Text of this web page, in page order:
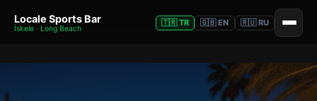
Locale Sports Bar
İskele · Long Beach
🇹🇷 TR 🇬🇧 EN 🇷🇺 RU